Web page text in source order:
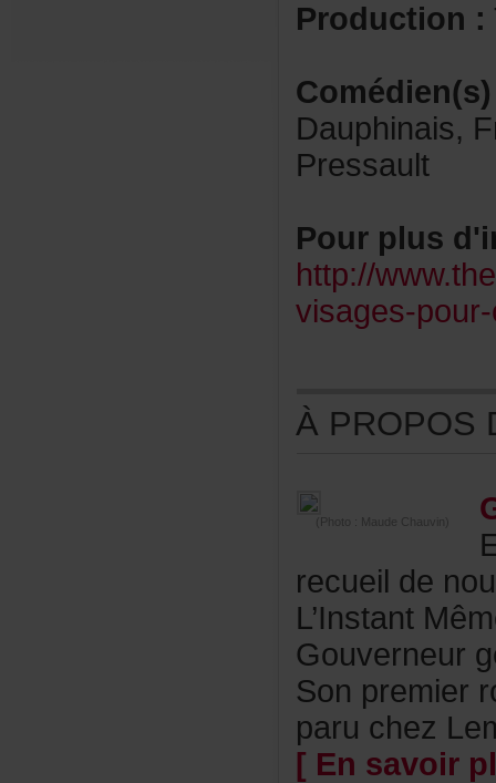
Production:
Pressault
http://
visages-
(Photo:MaudeChauvin)